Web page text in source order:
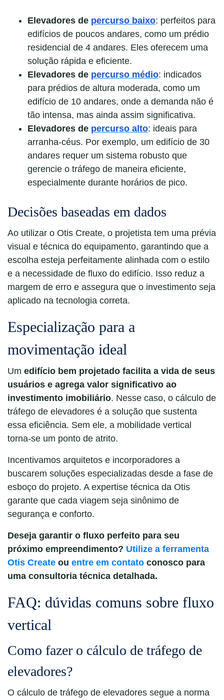
Elevadores de percurso baixo: perfeitos para
edifícios de poucos andares, como um prédio
residencial de 4 andares. Eles oferecem uma
solução rápida e eficiente.
Elevadores de percurso médio: indicados
para prédios de altura moderada, como um
edifício de 10 andares, onde a demanda não é
tão intensa, mas ainda assim significativa.
Elevadores de percurso alto: ideais para
arranha-céus. Por exemplo, um edifício de 30
andares requer um sistema robusto que
gerencie o tráfego de maneira eficiente,
especialmente durante horários de pico.
Decisões baseadas em dados
Ao utilizar o Otis Create, o projetista tem uma prévia
visual e técnica do equipamento, garantindo que a
escolha esteja perfeitamente alinhada com o estilo
e a necessidade de fluxo do edifício. Isso reduz a
margem de erro e assegura que o investimento seja
aplicado na tecnologia correta.
Especialização para a
movimentação ideal
Um edifício bem projetado facilita a vida de seus
usuários e agrega valor significativo ao
investimento imobiliário. Nesse caso, o cálculo de
tráfego de elevadores é a solução que sustenta
essa eficiência. Sem ele, a mobilidade vertical
torna-se um ponto de atrito.
Incentivamos arquitetos e incorporadores a
buscarem soluções especializadas desde a fase de
esboço do projeto. A expertise técnica da Otis
garante que cada viagem seja sinônimo de
segurança e conforto.
Deseja garantir o fluxo perfeito para seu
próximo empreendimento? Utilize a ferramenta
Otis Create ou entre em contato conosco para
uma consultoria técnica detalhada.
FAQ: dúvidas comuns sobre fluxo
vertical
Como fazer o cálculo de tráfego de
elevadores?
O cálculo de tráfego de elevadores segue a norma